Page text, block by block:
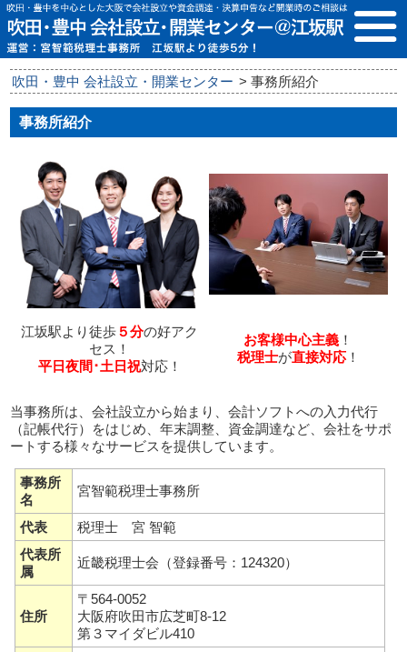
吹田・豊中 会社設立・開業センター >事務所紹介
事務所紹介
江坂駅より徒歩５分の好アク
セス！
平日夜間･土日祝対応！
お客様中心主義 ！
税理士が直接対応！
当事務所は、会社設立から始まり、会計ソフトへの入力代行
（記帳代行）をはじめ、年末調整、資金調達など、会社をサポ
ートする様々なサービスを提供しています。
事務所
名
宮智範税理士事務所
代表
税理士 宮 智範
代表所
属
近畿税理士会（登録番号：124320）
住所
〒564-0052
大阪府吹田市広芝町8-12
第３マイダビル410